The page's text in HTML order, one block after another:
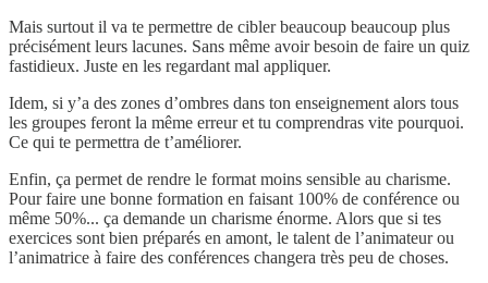
Mais surtout il va te permettre de cibler beaucoup beaucoup plus
précisément leurs lacunes. Sans même avoir besoin de faire un quiz
fastidieux. Juste en les regardant mal appliquer.
Idem, si y’a des zones d’ombres dans ton enseignement alors tous
les groupes feront la même erreur et tu comprendras vite pourquoi.
Ce qui te permettra de t’améliorer.
Enfin, ça permet de rendre le format moins sensible au charisme.
Pour faire une bonne formation en faisant 100% de conférence ou
même 50%... ça demande un charisme énorme. Alors que si tes
exercices sont bien préparés en amont, le talent de l’animateur ou
l’animatrice à faire des conférences changera très peu de choses.